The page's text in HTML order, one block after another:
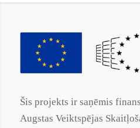
Šis projekts ir saņēmis
Augstas Veiktspējas